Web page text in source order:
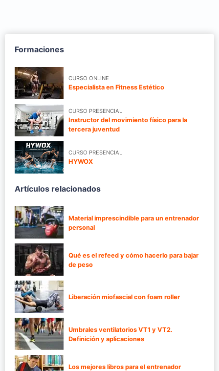
Formaciones
CURSO ONLINE
Especialista en Fitness Estético
CURSO PRESENCIAL
Instructor del movimiento físico para la
tercera juventud
CURSO PRESENCIAL
HYWOX
Artículos relacionados
Material imprescindible para un entrenador
personal
Qué es el refeed y cómo hacerlo para bajar
de peso
Liberación miofascial con foam roller
Umbrales ventilatorios VT1 y VT2.
Definición y aplicaciones
Los mejores libros para el entrenador